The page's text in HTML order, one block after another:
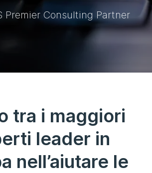
Premier Consulting Partner
tra i maggiori
leader in
nell’aiutare le